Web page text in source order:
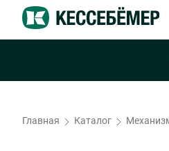
Главная Каталог